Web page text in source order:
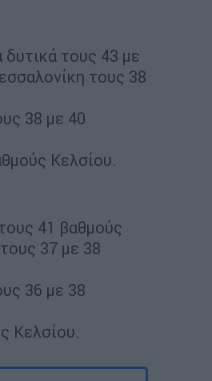
τους 43 με
τους 38
38 με 40
Κελσίου.
41 βαθμούς
37 με 38
36 με 38
Κελσίου.